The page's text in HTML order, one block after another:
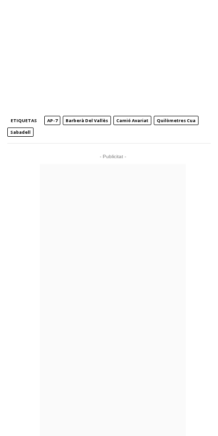
ETIQUETAS AP-7 Barberà Del Vallès Camió Avariat
Quilòmetres Cua
Sabadell
- Publicitat -